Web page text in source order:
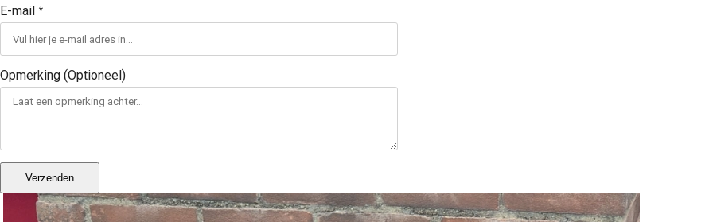
E-mail *
Opmerking (Optioneel)
Verzenden